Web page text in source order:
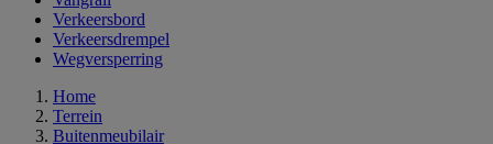
Verkeersbord
Verkeersdrempel
Wegversperring
Home
Terrein
Buitenmeubilair